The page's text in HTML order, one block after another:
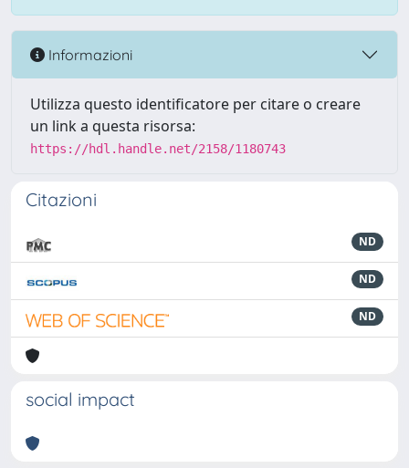
Informazioni
Utilizza questo identificatore per citare o creare
un link a questa risorsa:
https://hdl.handle.net/2158/1180743
Citazioni
ND
ND
ND
social impact